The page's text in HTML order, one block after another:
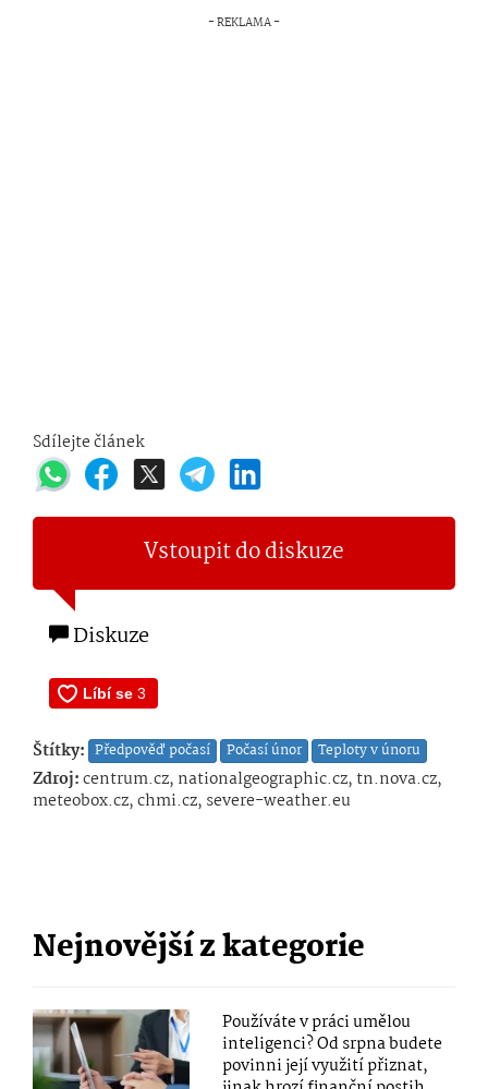
Sdílejte článek
Vstoupit do diskuze
Diskuze
Štítky: Předpověď počasí Počasí únor Teploty v únoru
Zdroj:centrum.cz, nationalgeographic.cz, tn.nova.cz,
meteobox.cz, chmi.cz, severe-weather.eu
Nejnovější z kategorie
Používáte v práci umělou
inteligenci? Od srpna budete
povinni její využití přiznat,